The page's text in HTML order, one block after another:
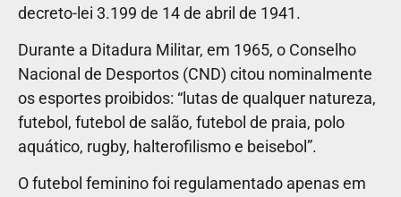
decreto-lei 3.199 de 14 de abril de 1941.
Durante a Ditadura Militar, em 1965, o Conselho
Nacional de Desportos (CND) citou nominalmente
os esportes proibidos: “lutas de qualquer natureza,
futebol, futebol de salão, futebol de praia, polo
aquático, rugby, halterofilismo e beisebol”.
O futebol feminino foi regulamentado apenas em